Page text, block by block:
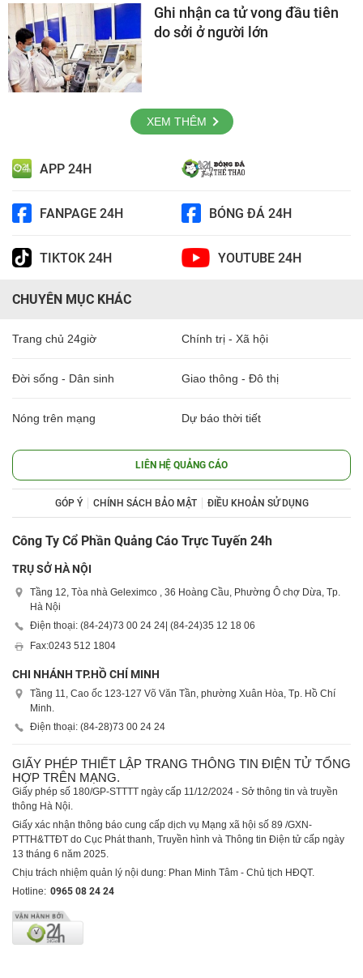
Ghi nhận ca tử vong đầu tiên
do sởi ở người lớn
XEM THÊM
APP 24H
FANPAGE 24H BÓNG ĐÁ 24H
TIKTOK 24H YOUTUBE 24H
CHUYÊN MỤC KHÁC
Trang chủ 24giờ Chính trị - Xã hội
Đời sống - Dân sinh Giao thông - Đô thị
Nóng trên mạng Dự báo thời tiết
LIÊN HỆ QUẢNG CÁO
GÓP Ý CHÍNH SÁCH BẢO MẬT ĐIỀU KHOẢN SỬ DỤNG
Công Ty Cổ Phần Quảng Cáo Trực Tuyến 24h
TRỤ SỞ HÀ NỘI
Tầng 12, Tòa nhà Geleximco , 36 Hoàng Cầu, Phường Ô chợ Dừa, Tp.
Hà Nội
Điện thoại: (84-24)73 00 24 24 | (84-24)35 12 18 06
Fax:0243 512 1804
CHI NHÁNH TP.HỒ CHÍ MINH
Tầng 11, Cao ốc 123-127 Võ Văn Tần, phường Xuân Hòa, Tp. Hồ Chí
Minh.
Điện thoại: (84-28)73 00 24 24
GIẤY PHÉP THIẾT LẬP TRANG THÔNG TIN ĐIỆN TỬ TỔNG
HỢP TRÊN MẠNG.
Giấy phép số 180/GP-STTTT ngày cấp 11/12/2024 - Sở thông tin và truyền
thông Hà Nội.
Giấy xác nhận thông báo cung cấp dịch vụ Mạng xã hội số 89 /GXN-
PTTH&TTĐT do Cục Phát thanh, Truyền hình và Thông tin Điện tử cấp ngày
13 tháng 6 năm 2025.
Chịu trách nhiệm quản lý nội dung: Phan Minh Tâm - Chủ tịch HĐQT.
Hotline: 0965 08 24 24